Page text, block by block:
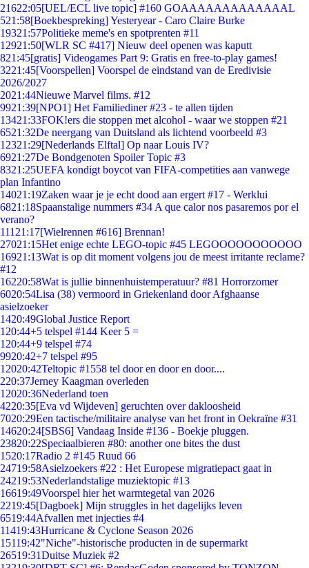
21622:05[UEL/ECL live topic] #160 GOAAAAAAAAAAAAAL
521:58[Boekbespreking] Yesteryear - Caro Claire Burke
19321:57Politieke meme's en spotprenten #11
12921:50[WLR SC #417] Nieuw deel openen was kaputt
821:45[gratis] Videogames Part 9: Gratis en free-to-play games!
3221:45[Voorspellen] Voorspel de eindstand van de Eredivisie
2026/2027
2021:44Nieuwe Marvel films. #12
9921:39[NPO1] Het Familiediner #23 - te allen tijden
13421:33FOK!ers die stoppen met alcohol - waar we stoppen #21
6521:32De neergang van Duitsland als lichtend voorbeeld #3
12321:29[Nederlands Elftal] Op naar Louis IV?
6921:27De Bondgenoten Spoiler Topic #3
8321:25UEFA kondigt boycot van FIFA-competities aan vanwege
plan Infantino
14021:19Zaken waar je je echt dood aan ergert #17 - Werklui
6821:18Spaanstalige nummers #34 A que calor nos pasaremos por el
verano?
111 21:17[Wielrennen #616] Brennan!
27021:15Het enige echte LEGO-topic #45 LEGOOOOOOOOOOO
16921:13Wat is op dit moment volgens jou de meest irritante reclame?
#12
16220:58Wat is jullie binnenhuistemperatuur? #81 Horrorzomer
6020:54Lisa (38) vermoord in Griekenland door Afghaanse
asielzoeker
1420:49Global Justice Report
1 20:44+5 telspel #144 Keer 5 =
1 20:44+9 telspel #74
9920:42+7 telspel #95
12020:42Teltopic #1558 tel door en door en door....
220:37Jerney Kaagman overleden
12020:36Nederland toen
4220:35[Eva vd Wijdeven] geruchten over dakloosheid
7020:29Een tactische/militaire analyse van het front in Oekraïne #31
14620:24[SBS6] Vandaag Inside #136 - Boekje pluggen.
23820:22Speciaalbieren #80: another one bites the dust
1520:17Radio 2 #145 Ruud 66
24719:58Asielzoekers #22 : Het Europese migratiepact gaat in
24219:53Nederlandstalige muziektopic #13
16619:49Voorspel hier het warmtegetal van 2026
2219:45[Dagboek] Mijn struggles in het dagelijks leven
6519:44Afvallen met injecties #4
11419:43Hurricane & Cyclone Season 2026
15119:42"Niche"-historische producten in de supermarkt
26519:31Duitse Muziek #2